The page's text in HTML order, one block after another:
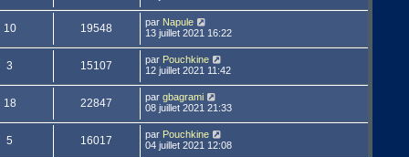
10 19548 par Napule
13 juillet 2021 16:22
3 15107 par Pouchkine
12 juillet 2021 11:42
18 22847 par gbagrami
08 juillet 2021 21:33
5 16017 par Pouchkine
04 juillet 2021 12:08